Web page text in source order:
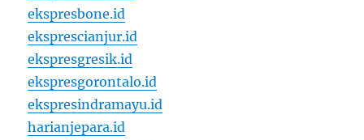
ekspresbone.id
eksprescianjur.id
ekspresgresik.id
ekspresgorontalo.id
ekspresindramayu.id
harianjepara.id